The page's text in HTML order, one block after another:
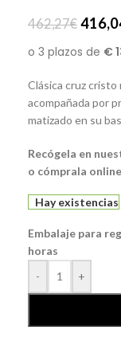
462,27€
Clásica cruz cristo
acompañada por
matizado en su
Recógela en
o cómprala
Hay existencias
Embalaje para
horas
-
+